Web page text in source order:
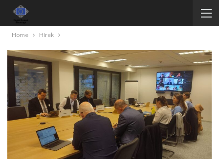
Home Hírek